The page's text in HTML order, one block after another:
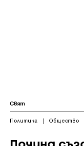
Свят
Политика | Общество